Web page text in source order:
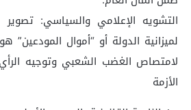
التشويه الإعلامي والسياسي:
لميزانية الدولة أو “أموال
لامتصاص الغضب الشعبي وتوجيه
الأزمة